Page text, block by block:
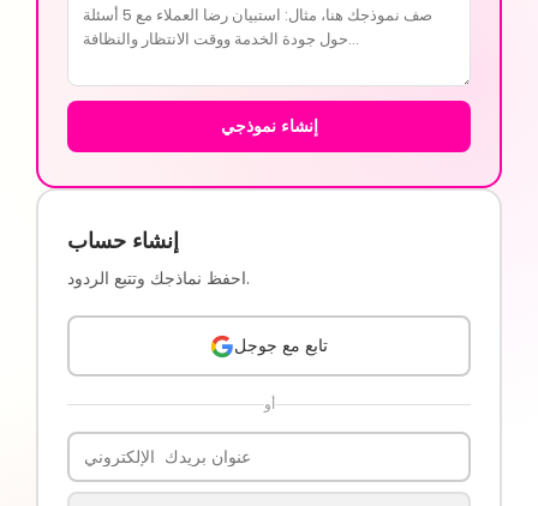
إنشاء نموذجي
إنشاء حساب
احفظ نماذجك وتتبع الردود.
تابع مع جوجل
أو